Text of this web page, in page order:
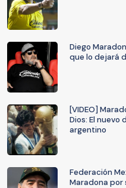
Diego
que lo dejará
[VIDEO]
Dios: El
argentino
Federación
Maradona por